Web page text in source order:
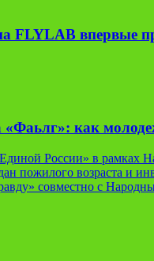
FLYLAB впервые
как
России» в рамках
пожилого возраста и
совместно с